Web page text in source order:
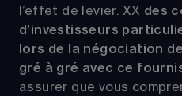
l’effet de levier. XX des
d’investisseurs
lors de la négociation
gré à gré avec ce
assurer que vous